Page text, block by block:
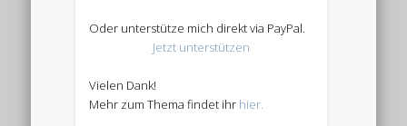
Oder unterstütze mich direkt via PayPal.
Jetzt unterstützen
Vielen Dank!
Mehr zum Thema findet ihr hier.